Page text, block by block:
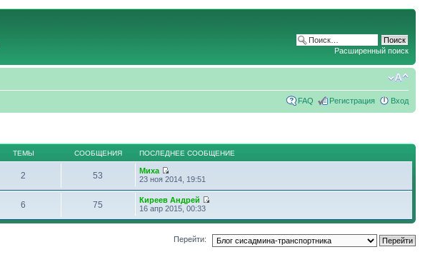
Расширенный поиск
FAQ Регистрация Вход
ТЕМЫ СООБЩЕНИЯ ПОСЛЕДНЕЕ СООБЩЕНИЕ
2 53
Миха
23 ноя 2014, 19:51
6 75
Киреев Андрей
16 апр 2015, 00:33
Перейти: